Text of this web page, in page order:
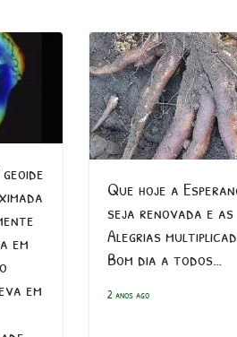
em
em
Que hoje a
seja renovada e as
Alegrias
Bom dia a todos…
2 anos ago